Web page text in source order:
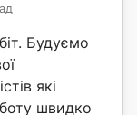
Будуємо
які
швидко